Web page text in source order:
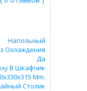
Напольный
Охлаждения
Да
В Шкафчик
Mm.
Столик